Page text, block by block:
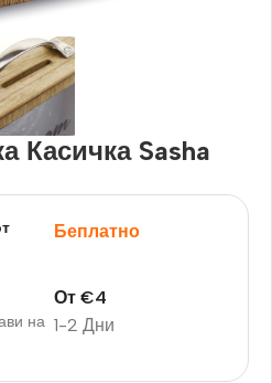
Касичка Sasha
Беплатно
на 1-2 Дни
От€4